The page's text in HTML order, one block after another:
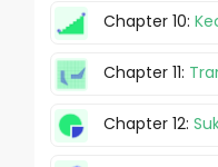
Chapter 10:
Chapter 11:
Chapter 12: